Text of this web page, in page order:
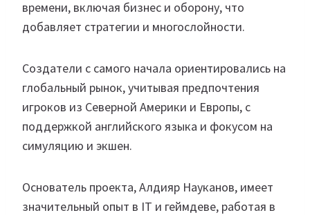
времени, включая бизнес и оборону, что
добавляет стратегии и многослойности.
Создатели с самого начала ориентировались на
глобальный рынок, учитывая предпочтения
игроков из Северной Америки и Европы, с
поддержкой английского языка и фокусом на
симуляцию и экшен.
Основатель проекта, Алдияр Науканов, имеет
значительный опыт в IT и геймдеве, работая в